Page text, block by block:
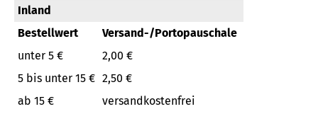
Inland
Bestellwert
Versand-/Portopauschale
unter 5 €
2,00 €
5 bis unter 15 € 2,50 €
ab 15 €
versandkostenfrei